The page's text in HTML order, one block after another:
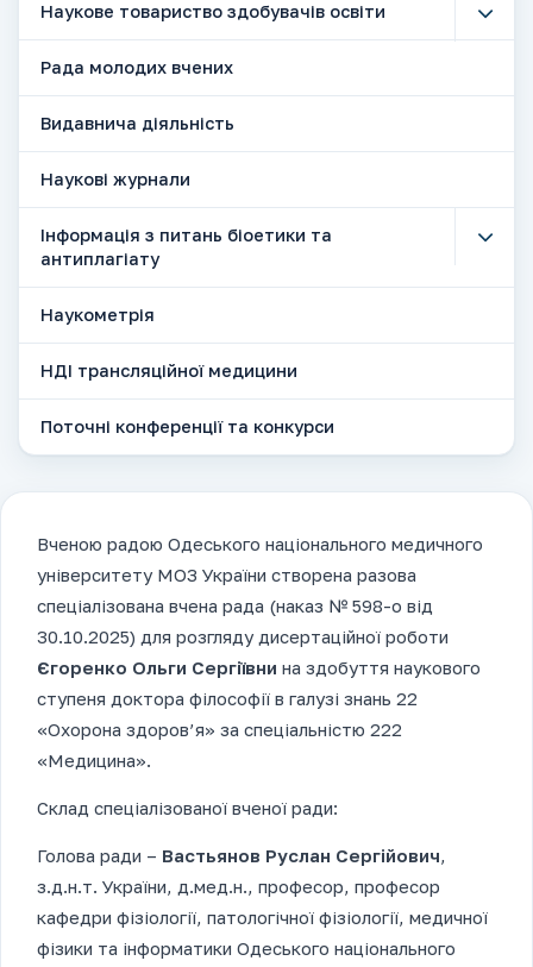
Наукове товариство здобувачів освіти
Рада молодих вчених
Видавнича діяльність
Наукові журнали
Інформація з питань біоетики та
антиплагіату
Наукометрія
НДІ трансляційної медицини
Поточні конференції та конкурси
Вченою радою Одеського національного медичного
університету МОЗ України створена разова
спеціалізована вчена рада (наказ № 598-о від
30.10.2025) для розгляду дисертаційної роботи
Єгоренко Ольги Сергіївни на здобуття наукового
ступеня доктора філософії в галузі знань 22
«Охорона здоров’я» за спеціальністю 222
«Медицина».
Склад спеціалізованої вченої ради:
Голова ради – Вастьянов Руслан Сергійович,
з.д.н.т. України, д.мед.н., професор, професор
кафедри фізіології, патологічної фізіології, медичної
фізики та інформатики Одеського національного